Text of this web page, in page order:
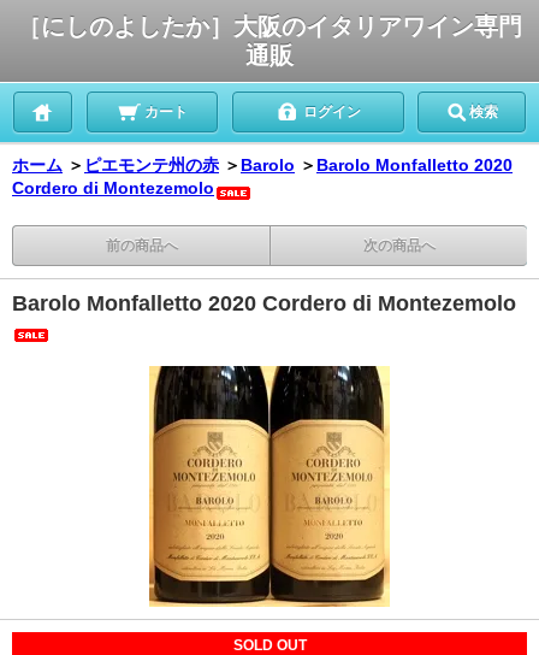
［にしのよしたか］大阪のイタリアワイン専門
通販
カート ログイン 検索
ホーム ＞ ピエモンテ州の赤 ＞ Barolo ＞ Barolo Monfalletto 2020
Cordero di Montezemolo
前の商品へ 次の商品へ
Barolo Monfalletto 2020 Cordero di Montezemolo
SOLD OUT